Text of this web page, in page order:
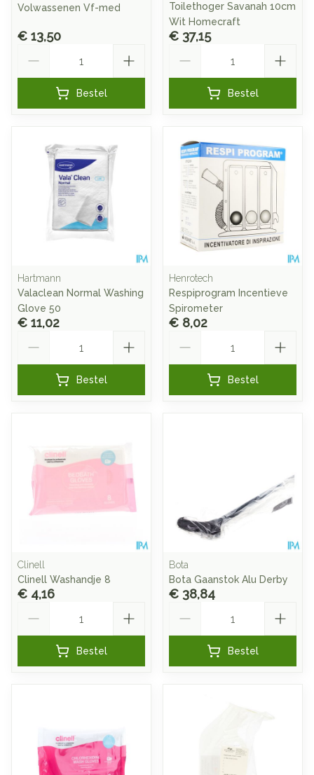
Volwassenen Vf-med
€ 13,50
Bestel
Toilethoger Savanah 10cm
Wit Homecraft
€ 37,15
Bestel
Hartmann
Valaclean Normal Washing
Glove 50
€ 11,02
Bestel
Henrotech
Respiprogram Incentieve
Spirometer
€ 8,02
Bestel
Clinell
Clinell Washandje 8
€ 4,16
Bestel
Bota
Bota Gaanstok Alu Derby
€ 38,84
Bestel